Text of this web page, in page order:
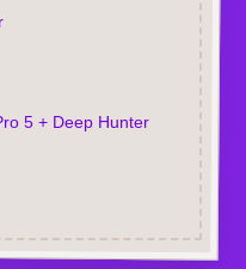
5 + Deep Hunter